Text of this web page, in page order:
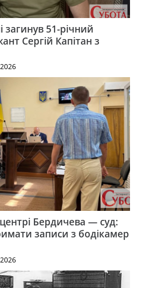
51-річний
Сергій Капітан з
Бердичева — суд:
записи з бодікамер